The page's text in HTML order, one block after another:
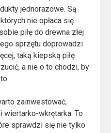
jednorazowe. Są
nie opłaca się
piłę do drewna złej
sprzętu doprowadzi
taką kiepską piłę
a nie o to chodzi, by
zainwestować,
wiertarko-wkrętarka. To
sprawdzi się nie tylko